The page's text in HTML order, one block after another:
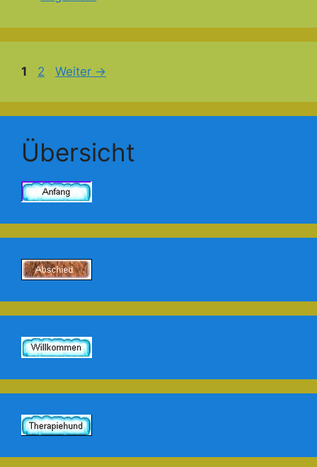
Seite
1 Seite
2 Weiter →
Übersicht